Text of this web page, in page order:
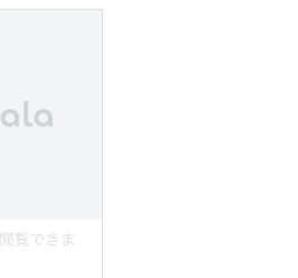
人！！と見た目